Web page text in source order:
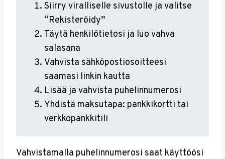
Siirry viralliselle sivustolle ja valitse
“Rekisteröidy”
Täytä henkilötietosi ja luo vahva
salasana
Vahvista sähköpostiosoitteesi
saamasi linkin kautta
Lisää ja vahvista puhelinnumerosi
Yhdistä maksutapa: pankkikortti tai
verkkopankkitili
Vahvistamalla puhelinnumerosi saat käyttöösi